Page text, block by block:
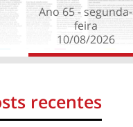
Ano 65 - segunda-
feira
10/08/2026
recentes